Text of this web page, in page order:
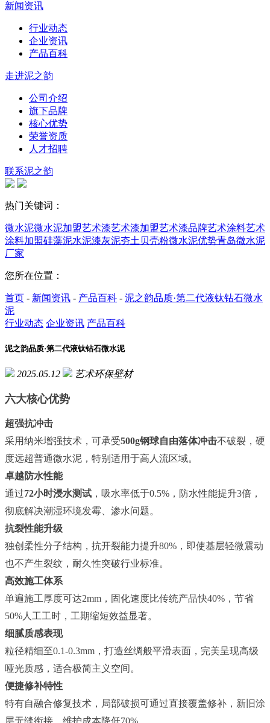
新闻资讯
行业动态
企业资讯
产品百科
走进泥之韵
公司介绍
旗下品牌
核心优势
荣誉资质
人才招聘
联系泥之韵
热门关键词：
微水泥微水泥加盟艺术漆艺术漆加盟艺术漆品牌艺术涂料艺术
涂料加盟硅藻泥水泥漆灰泥夯土 贝壳粉微水泥优势青岛微水泥
厂家
您所在位置：
首页 - 新闻资讯 - 产品百科 - 泥之韵品质·第二代液钛钻石微水
泥
行业动态 企业资讯 产品百科
泥之韵品质·第二代液钛钻石微水泥
2025.05.12 艺术环保壁材
六大核心优势
超强抗冲击
采用纳米增强技术，可承受500g钢球自由落体冲击不破裂，硬
度远超普通微水泥，特别适用于高人流区域。
卓越防水性能
通过72小时浸水测试 ，吸水率低于0.5%，防水性能提升3倍，
彻底解决潮湿环境发霉、渗水问题。
抗裂性能升级
独创柔性分子结构，抗开裂能力提升80%，即使基层轻微震动
也不产生裂纹，耐久性突破行业标准。
高效施工体系
单遍施工厚度可达2mm，固化速度比传统产品快40%，节省
50%人工工时，工期缩短效益显著。
细腻质感表现
粒径精细至0.1-0.3mm，打造丝绸般平滑表面，完美呈现高级
哑光质感，适合极简主义空间。
便捷修补特性
特有自融合修复技术，局部破损可通过直接覆盖修补，新旧涂